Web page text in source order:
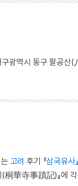
광역시 동구 팔공산
고려 후기 『삼국유사』
(桐華寺事蹟記)』에